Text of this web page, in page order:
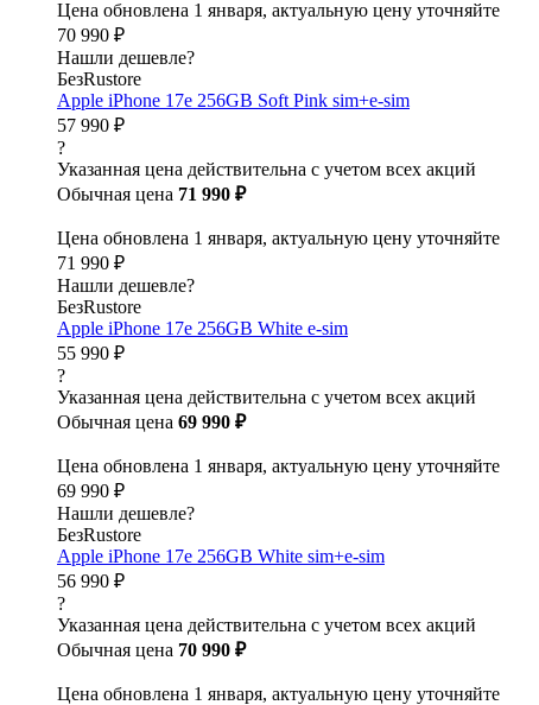
Цена обновлена 1 января, актуальную цену уточняйте
70 990 ₽
Нашли дешевле?
БезRustore
Apple iPhone 17e 256GB Soft Pink sim+e-sim
57 990 ₽
?
Указанная цена действительна с учетом всех акций
Обычная цена 71 990 ₽
Цена обновлена 1 января, актуальную цену уточняйте
71 990 ₽
Нашли дешевле?
БезRustore
Apple iPhone 17e 256GB White e-sim
55 990 ₽
?
Указанная цена действительна с учетом всех акций
Обычная цена 69 990 ₽
Цена обновлена 1 января, актуальную цену уточняйте
69 990 ₽
Нашли дешевле?
БезRustore
Apple iPhone 17e 256GB White sim+e-sim
56 990 ₽
?
Указанная цена действительна с учетом всех акций
Обычная цена 70 990 ₽
Цена обновлена 1 января, актуальную цену уточняйте